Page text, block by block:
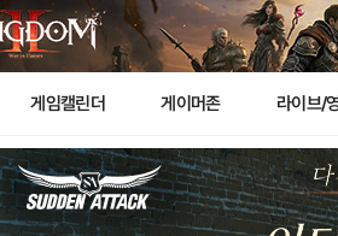
게임캘린더 게이머존 라이브/